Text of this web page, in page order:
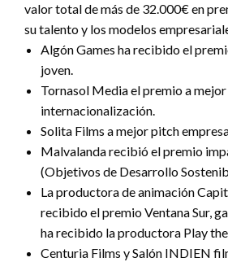
valor total de más de 32.000€ en
su talento y los modelos
Algón Games ha recibido el
joven.
Tornasol Media el premio a
internacionalización.
Solita Films a mejor pitch
Malvalanda recibió el premio
(Objetivos de Desarrollo
La productora de animación
recibido el premio Ventana Sur,
ha recibido la productora Play
Centuria Films y Salón INDIEN